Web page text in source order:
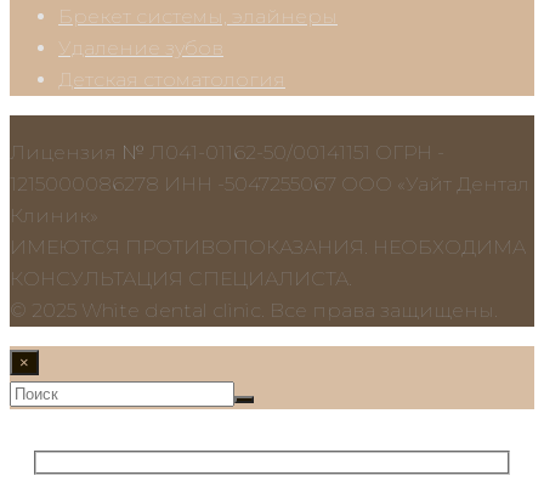
Брекет системы, элайнеры
Удаление зубов
Детская стоматология
Лицензия № Л041-01162-50/00141151 ОГРН -
1215000086278 ИНН -5047255067 ООО «Уайт Дентал
Клиник»
ИМЕЮТСЯ ПРОТИВОПОКАЗАНИЯ. НЕОБХОДИМА
КОНСУЛЬТАЦИЯ СПЕЦИАЛИСТА.
© 2025 White dental clinic. Все права защищены.
×